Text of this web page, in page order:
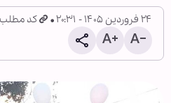
۲۴ فروردین ۱۴۰۵ - ۲۰:۳۱ کد مطلب: